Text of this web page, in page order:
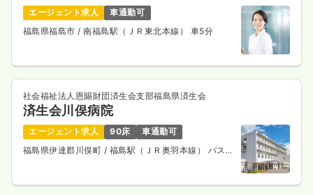
エージェント求人
車通勤可
福島県福島市 / 南福島駅（ＪＲ東北本線） 車5分
社会福祉法人恩賜財団済生会支部福島県済生会
済生会川俣病院
エージェント求人 90床
車通勤可
福島県伊達郡川俣町 / 福島駅（ＪＲ奥羽本線） バス